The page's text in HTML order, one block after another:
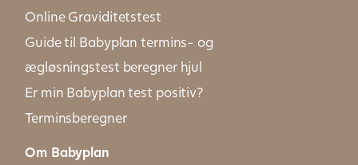
Online Graviditetstest
Guide til Babyplan termins- og
ægløsningstest beregner hjul
Er min Babyplan test positiv?
Terminsberegner
Om Babyplan